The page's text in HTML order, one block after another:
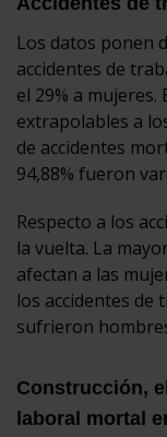
Los datos ponen
accidentes de
el 29% a
extrapolables a
de accidentes
94,88% fueron
Respecto a los
la vuelta. La
afectan a las
los accidentes de
sufrieron
Construcción,
laboral mortal